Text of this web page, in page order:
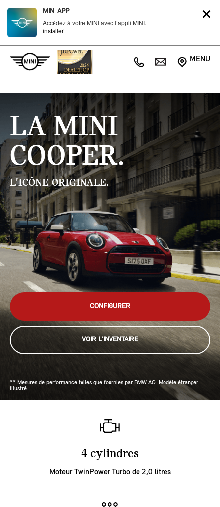
MINI APP
Accédez à votre MINI avec l’appli MINI.
installer
MENU
** Mesures de performance telles que fournies par BMW AG. Modèle étranger
illustré.
LA MINI
COOPER.
L'ICÔNE ORIGINALE.
CONFIGURER
VOIR L'INVENTAIRE
4 cylindres
Moteur TwinPower Turbo de 2,0 litres